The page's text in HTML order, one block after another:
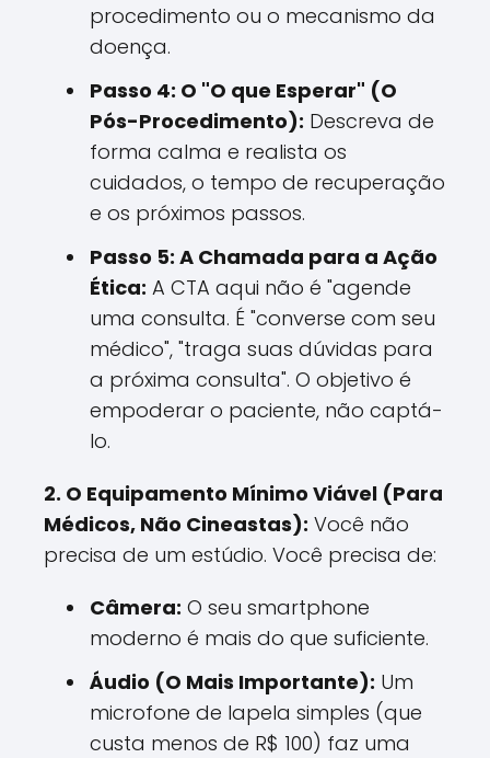
procedimento ou o mecanismo da
doença.
Passo 4: O "O que Esperar" (O
Pós-Procedimento): Descreva de
forma calma e realista os
cuidados, o tempo de recuperação
e os próximos passos.
Passo 5: A Chamada para a Ação
Ética: A CTA aqui não é "agende
uma consulta. É "converse com seu
médico", "traga suas dúvidas para
a próxima consulta". O objetivo é
empoderar o paciente, não captá-
lo.
2. O Equipamento Mínimo Viável (Para
Médicos, Não Cineastas): Você não
precisa de um estúdio. Você precisa de:
Câmera: O seu smartphone
moderno é mais do que suficiente.
Áudio (O Mais Importante): Um
microfone de lapela simples (que
custa menos de R$ 100) faz uma